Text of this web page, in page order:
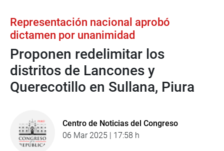
Representación nacional aprobó
dictamen por unanimidad
Proponen redelimitar los
distritos de Lancones y
Querecotillo en Sullana, Piura
Centro de Noticias del Congreso
06 Mar 2025 | 17:58 h